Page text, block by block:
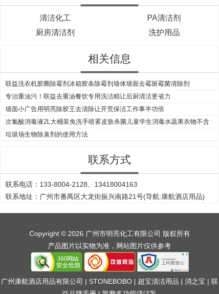
清洁化工
PA清洁剂
厨房清洁剂
洗护用品
相关信息
联益洗衣机胶圈除霉剂冰箱胶条除霉剂墙体墙面去霉斑霉菌清除剂
专治重油污！联益去重油餐饮专用洗洁精让后厨清洁更省力
墙面小广告用明亮除胶王去清除让开荒保洁工作事半功倍
次氯酸消毒液2L大桶装免洗手喷雾皮肤杀菌儿童学生消毒水蔬果衣物不含
酒精
垃圾场生物除臭剂的使用方法
联系方式
联系电话：133-8004-2128、13418004163
联系地址：广州市番禺区大龙街振兴南路21号(导航:康航酒店用品)
Copyright © 2026 广州市明亮化工有限公司 版权所有
产品图片以实物为准，网站图片仅供参考
广州康航酒店用品有限公司 | STONEBOBO | 超宝清洁用品 | 消之宝 | 联